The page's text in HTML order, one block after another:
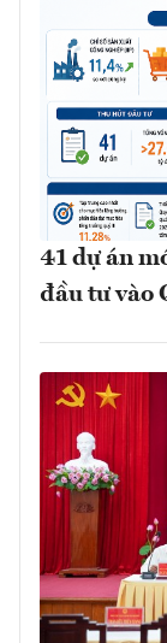
41 dự án
đầu tư vào